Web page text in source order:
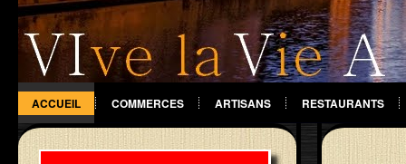
ACCUEIL COMMERCES ARTISANS RESTAURANTS
DIVERS